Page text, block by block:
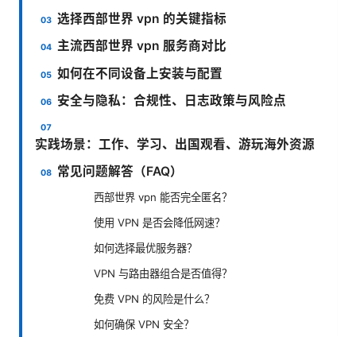
选择西部世界 vpn 的关键指标
主流西部世界 vpn 服务商对比
如何在不同设备上安装与配置
安全与隐私：合规性、日志政策与风险点
实践场景：工作、学习、出国观看、游玩海外资源
常见问题解答（FAQ）
西部世界 vpn 能否完全匿名？
使用 VPN 是否会降低网速？
如何选择最优服务器？
VPN 与路由器组合是否值得？
免费 VPN 的风险是什么？
如何确保 VPN 安全？